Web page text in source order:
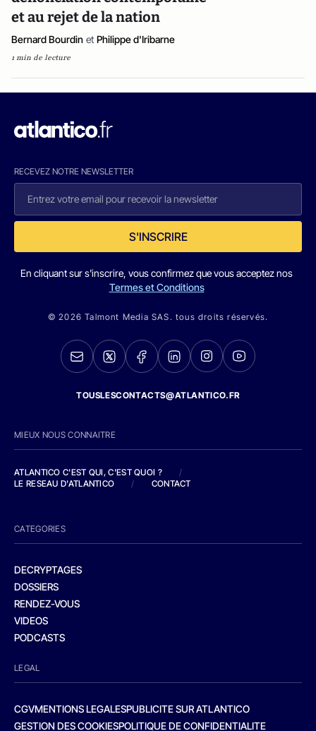
et au rejet de la nation
Bernard Bourdin et Philippe d'Iribarne
1 min de lecture
RECEVEZ NOTRE NEWSLETTER
S'INSCRIRE
En cliquant sur s'inscrire, vous confirmez que vous acceptez nos
Termes et Conditions
© 2026 Talmont Media SAS. tous droits réservés.
TOUSLESCONTACTS@ATLANTICO.FR
MIEUX NOUS CONNAITRE
ATLANTICO C'EST QUI, C'EST QUOI ?
/
LE RESEAU D'ATLANTICO
/ CONTACT
CATEGORIES
DECRYPTAGES
DOSSIERS
RENDEZ-VOUS
VIDEOS
PODCASTS
LEGAL
CGVMENTIONS LEGALESPUBLICITE SUR ATLANTICO
GESTION DES COOKIESPOLITIQUE DE CONFIDENTIALITE